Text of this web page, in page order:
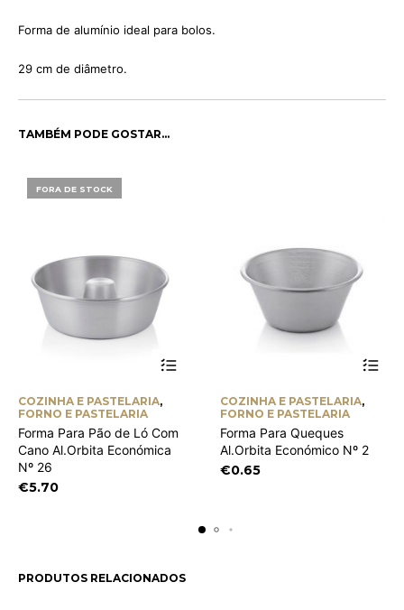
Forma de alumínio ideal para bolos.
29 cm de diâmetro.
TAMBÉM PODE GOSTAR…
FORA DE STOCK
COZINHA E PASTELARIA,
FORNO E PASTELARIA
Forma Para Pão de Ló Com
Cano Al.Orbita Económica
Nº 26
€5.70
COZINHA E PASTELARIA,
FORNO E PASTELARIA
Forma Para Queques
Al.Orbita Económico Nº 2
€0.65
PRODUTOS RELACIONADOS